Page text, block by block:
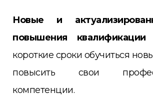
Новые и
повышения квалификации
короткие сроки обучиться
повысить свои
компетенции.